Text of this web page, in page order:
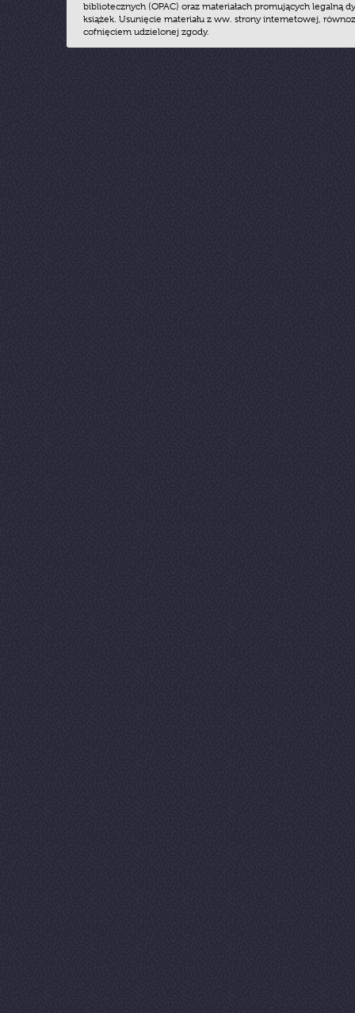
bibliotecznych (OPAC) oraz materiałach promujących legalną
książek. Usunięcie materiału z ww. strony internetowej,
cofnięciem udzielonej zgody.